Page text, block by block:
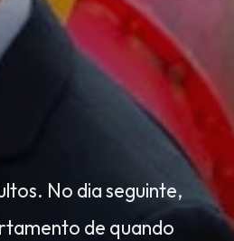
No dia seguinte,
de quando